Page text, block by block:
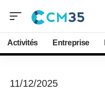
Activités Entreprise
11/12/2025